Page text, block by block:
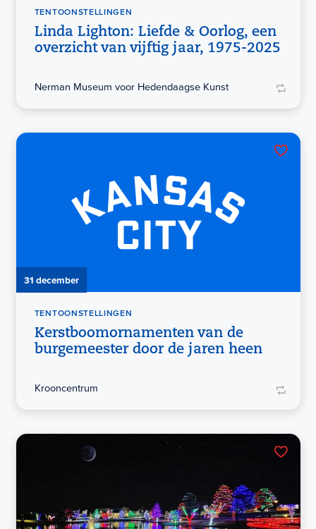
TENTOONSTELLINGEN
Linda Lighton: Liefde & Oorlog, een
overzicht van vijftig jaar, 1975-2025
Nerman Museum voor Hedendaagse Kunst
31 december
TENTOONSTELLINGEN
Kerstboomornamenten van de
burgemeester door de jaren heen
Krooncentrum